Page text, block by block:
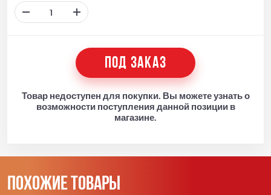
ПОД ЗАКАЗ
Товар недоступен для покупки. Вы можете узнать о
возможности поступления данной позиции в
магазине.
Похожие товары